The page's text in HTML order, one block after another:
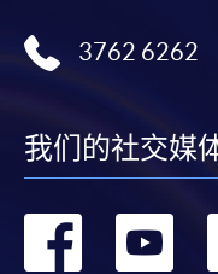
3762 6262
我们的社交媒
转